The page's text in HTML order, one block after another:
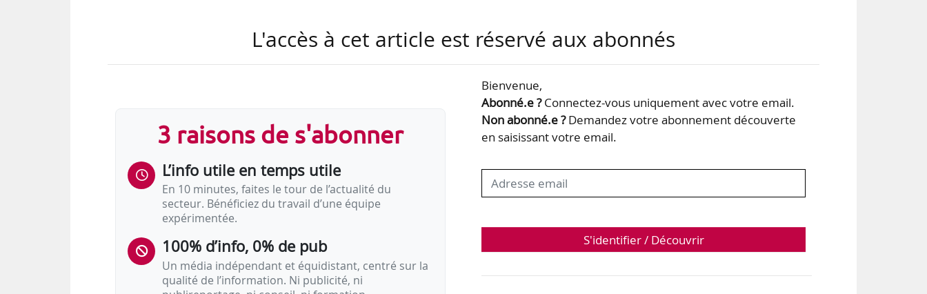
produit d’épargne retraite individuel et deux produits d’épargne retraite entreprise : l’un
mis en place obligatoirement pour l’ensemble des salariés et l’autre pouvant être réservé à
« Si les entreprises ont un article 83, elles ont tout intérêt à transférer…
L'accès à cet article est réservé aux abonnés
3 raisons de s'abonner
L’info utile en temps utile
En 10 minutes, faites le tour de l’actualité du
secteur. Bénéficiez du travail d’une équipe
expérimentée.
100% d’info, 0% de pub
Un média indépendant et équidistant, centré sur la
qualité de l’information. Ni publicité, ni
Bienvenue,
Abonné.e ?Connectez-vous uniquement avec votre email.
Non abonné.e ?Demandez votre abonnement découverte
en saisissant votre email.
S'identifier / Découvrir